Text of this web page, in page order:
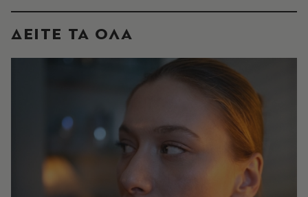
ΔΕΙΤΕ ΤΑ ΟΛΑ